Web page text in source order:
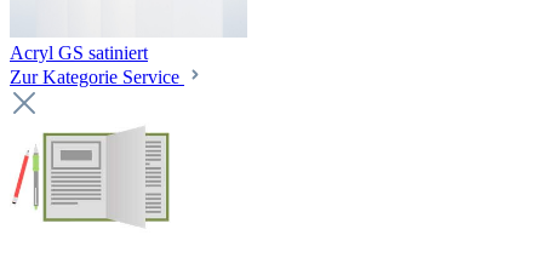
Acryl GS satiniert
Zur Kategorie Service